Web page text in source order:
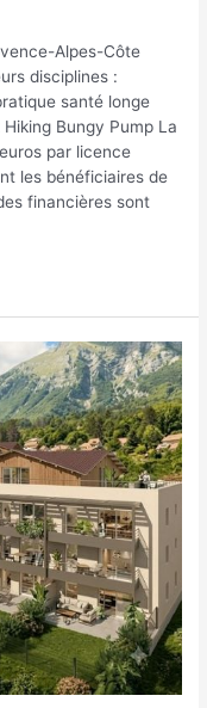
Alpes-Côte
disciplines :
santé longe
Bungy Pump La
par licence
les bénéficiaires de
financières sont